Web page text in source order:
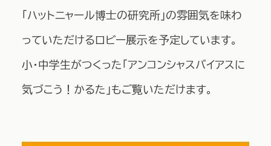
「ハットニャール博士の研究所」の雰囲気を味わ
っていただけるロビー展示を予定しています。
小・中学生がつくった「アンコンシャスバイアスに
気づこう！かるた」もご覧いただけます。